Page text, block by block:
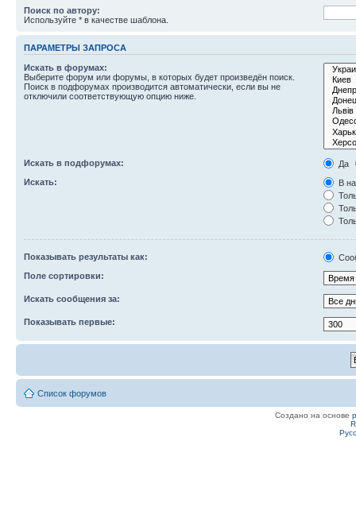
Поиск по автору:
Используйте * в качестве шаблона.
ПАРАМЕТРЫ ЗАПРОСА
Искать в форумах:
Выберите форум или форумы, в которых будет произведён поиск.
Поиск в подфорумах производится автоматически, если вы не
отключили соответствующую опцию ниже.
Искать в подфорумах:
Да
Искать:
В
Показывать результаты как:
Поле сортировки:
Искать сообщения за:
Показывать первые:
Список форумов
Создано на основе